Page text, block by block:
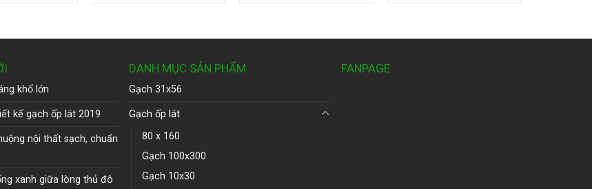
khổ lớn
kế gạch ốp lát 2019
nội thất sạch, chuẩn
xanh giữa lòng thủ đô
DANH MỤC SẢN PHẨM
Gạch 31x56
Gạch ốp lát
80 x 160
Gạch 100x300
Gạch 10x30
FANPAGE